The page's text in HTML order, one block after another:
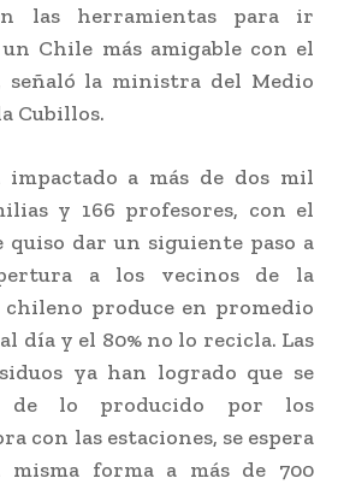
las herramientas para ir
Chile más amigable con el
señaló la ministra del Medio
Cubillos.
a más de dos mil
y 166 profesores, con el
quiso dar un siguiente paso a
a los vecinos de la
chileno produce en promedio
día y el 80% no lo recicla. Las
ya han logrado que se
de lo producido por los
con las estaciones, se espera
forma a más de 700